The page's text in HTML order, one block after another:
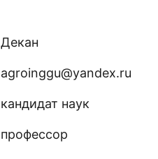
Декан
agroinggu@yandex.ru
кандидат наук
профессор